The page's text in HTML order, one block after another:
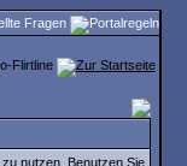
nutzen. Benutzen Sie